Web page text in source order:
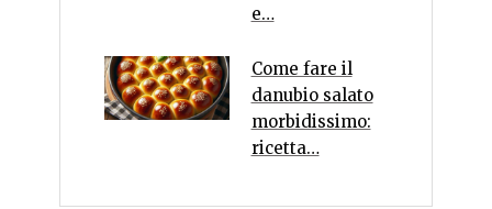
e…
Come fare il
danubio salato
morbidissimo:
ricetta…